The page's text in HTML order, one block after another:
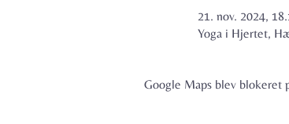
21. nov. 2024,
Yoga i Hjertet,
Google Maps blev blokeret